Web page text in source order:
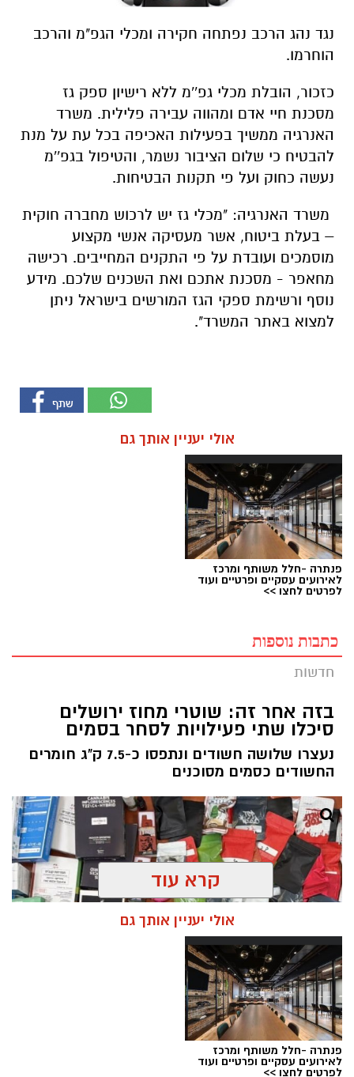
נגד נהג הרכב נפתחה חקירה ומכלי הגפ"מ והרכב
הוחרמו.
כזכור, הובלת מכלי גפ''מ ללא רישיון ספק גז
מסכנת חיי אדם ומהווה עבירה פלילית. משרד
האנרגיה ממשיך בפעילות האכיפה בכל עת על מנת
להבטיח כי שלום הציבור נשמר, והטיפול בגפ''מ
נעשה כחוק ועל פי תקנות הבטיחות.
משרד האנרגיה: "מכלי גז יש לרכוש מחברה חוקית
– בעלת ביטוח, אשר מעסיקה אנשי מקצוע
מוסמכים ועובדת על פי התקנים המחייבים. רכישה
מחאפר - מסכנת אתכם ואת השכנים שלכם. מידע
נוסף ורשימת ספקי הגז המורשים בישראל ניתן
למצוא באתר המשרד".
אולי יעניין אותך גם
פנתרה -חלל משותף ומרכז
לאירועים עסקיים ופרטיים ועוד
לפרטים לחצו >>
כתבות נוספות
חדשות
בזה אחר זה: שוטרי מחוז ירושלים
סיכלו שתי פעילויות לסחר בסמים
נעצרו שלושה חשודים ונתפסו כ-7.5 ק"ג חומרים
החשודים כסמים מסוכנים
צילום: דוברות המשטרה
קרא עוד
אולי יעניין אותך גם
פנתרה -חלל משותף ומרכז
לאירועים עסקיים ופרטיים ועוד
לפרטים לחצו >>